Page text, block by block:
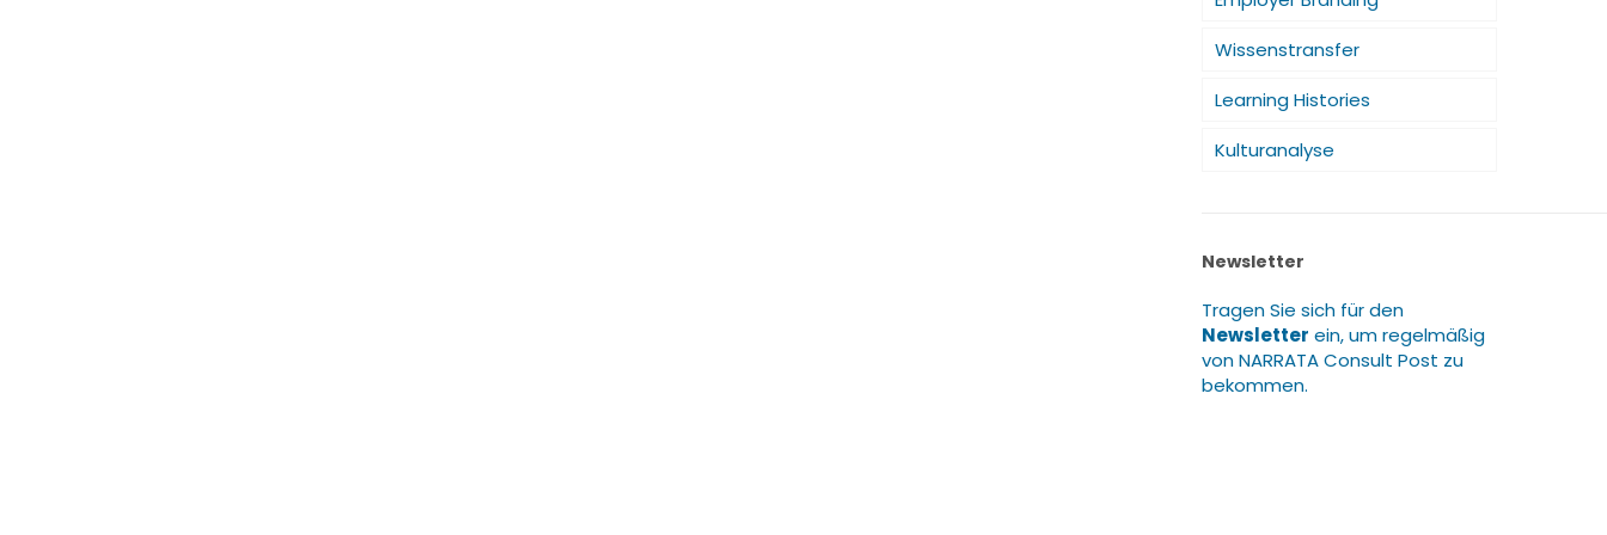
Wissenstransfer
Learning Histories
Kulturanalyse
Newsletter
Tragen Sie sich für den
Newsletter ein, um regelmäßig
von NARRATA Consult Post zu
bekommen.